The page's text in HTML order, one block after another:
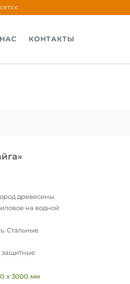
КОНТАКТЫ
древесины.
на водной
Стальные
защитные
х 3000 мм